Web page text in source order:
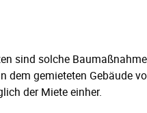
sind solche
dem gemieteten Gebäude
der Miete einher.